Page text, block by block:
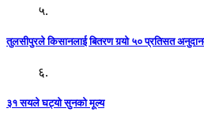
५.
तुलसीपुरले किसानलाई बितरण गर्‍यो ५० प्रतिसत
६.
३१ सयले घट्यो सुनको मूल्य